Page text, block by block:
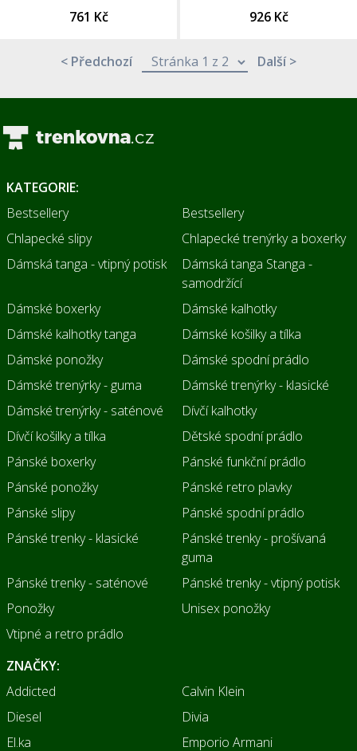
761 Kč
926 Kč
< Předchozí Další >
KATEGORIE:
Bestsellery
Bestsellery
Chlapecké slipy
Chlapecké trenýrky a boxerky
Dámská tanga - vtipný potisk
Dámská tanga Stanga -
samodržící
Dámské boxerky
Dámské kalhotky
Dámské kalhotky tanga
Dámské košilky a tílka
Dámské ponožky
Dámské spodní prádlo
Dámské trenýrky - guma
Dámské trenýrky - klasické
Dámské trenýrky - saténové
Dívčí kalhotky
Dívčí košilky a tílka
Dětské spodní prádlo
Pánské boxerky
Pánské funkční prádlo
Pánské ponožky
Pánské retro plavky
Pánské slipy
Pánské spodní prádlo
Pánské trenky - klasické
Pánské trenky - prošívaná
guma
Pánské trenky - saténové
Pánské trenky - vtipný potisk
Ponožky
Unisex ponožky
Vtipné a retro prádlo
ZNAČKY:
Addicted
Calvin Klein
Diesel
Divia
El.ka
Emporio Armani